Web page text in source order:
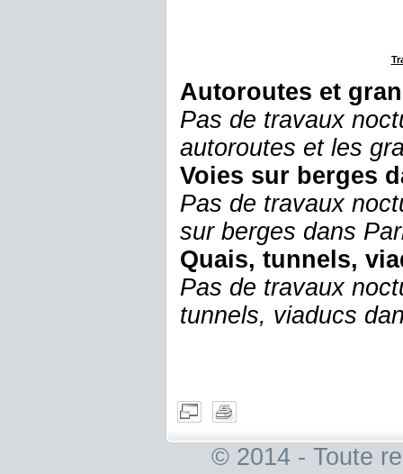
Autoroutes et
Pas de travaux
autoroutes et les
Voies sur berges
Pas de travaux
sur berges dans
Quais, tunnels,
Pas de travaux
tunnels, viaducs
© 2014 - Toute